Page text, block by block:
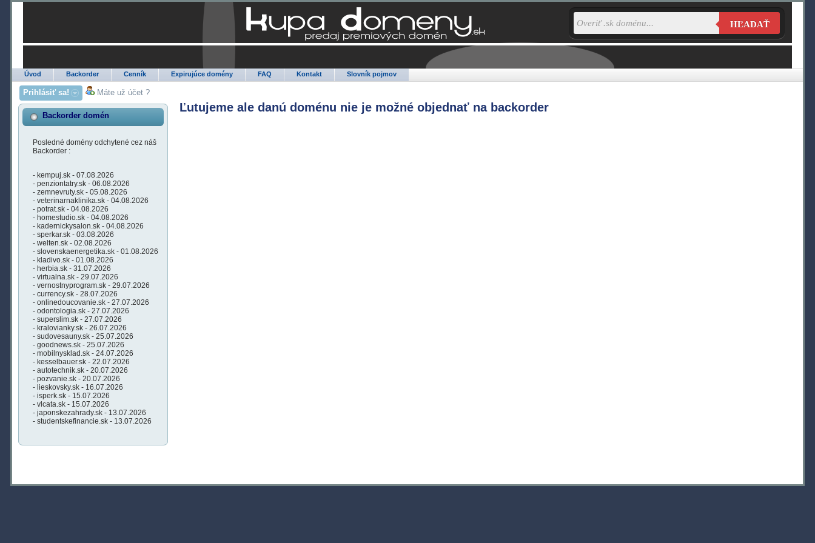
Úvod Backorder Cenník Expirujúce domény FAQ Kontakt Slovník pojmov
HĽADAŤ
Prihlásiť sa! Máte už účet ?
Backorder domén
Posledné domény odchytené cez náš
Backorder :
- kempuj.sk - 07.08.2026
- penziontatry.sk - 06.08.2026
- zemnevruty.sk - 05.08.2026
- veterinarnaklinika.sk - 04.08.2026
- potrat.sk - 04.08.2026
- homestudio.sk - 04.08.2026
- kadernickysalon.sk - 04.08.2026
- sperkar.sk - 03.08.2026
- welten.sk - 02.08.2026
- slovenskaenergetika.sk - 01.08.2026
- kladivo.sk - 01.08.2026
- herbia.sk - 31.07.2026
- virtualna.sk - 29.07.2026
- vernostnyprogram.sk - 29.07.2026
- currency.sk - 28.07.2026
- onlinedoucovanie.sk - 27.07.2026
- odontologia.sk - 27.07.2026
- superslim.sk - 27.07.2026
- kralovianky.sk - 26.07.2026
- sudovesauny.sk - 25.07.2026
- goodnews.sk - 25.07.2026
- mobilnysklad.sk - 24.07.2026
- kesselbauer.sk - 22.07.2026
- autotechnik.sk - 20.07.2026
- pozvanie.sk - 20.07.2026
- lieskovsky.sk - 16.07.2026
- isperk.sk - 15.07.2026
- vlcata.sk - 15.07.2026
- japonskezahrady.sk - 13.07.2026
- studentskefinancie.sk - 13.07.2026
Ľutujeme ale danú doménu nie je možné objednať na backorder